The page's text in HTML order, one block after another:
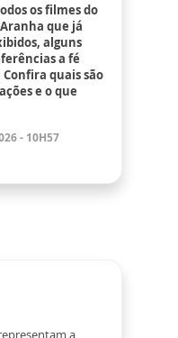
os filmes do
que já
alguns
a fé
quais são
e o que
- 10H57
a